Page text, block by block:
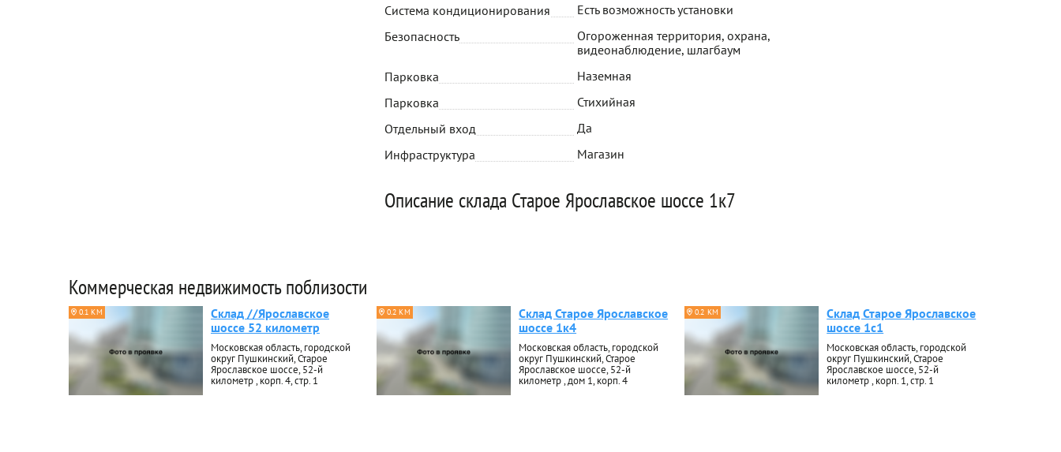
Система кондиционирования
Есть возможность установки
Безопасность
Огороженная территория, охрана,
видеонаблюдение, шлагбаум
Парковка
Наземная
Парковка
Стихийная
Отдельный вход
Да
Инфраструктура
Магазин
Описание склада Старое Ярославское шоссе 1к7
Коммерческая недвижимость поблизости
0.1 КМ
Склад //Ярославское
шоссе 52 километр
Московская область, городской
округ Пушкинский, Старое
Ярославское шоссе, 52-й
километр , корп. 4, стр. 1
0.2 КМ
Склад Старое Ярославское
шоссе 1к4
Московская область, городской
округ Пушкинский, Старое
Ярославское шоссе, 52-й
километр , дом 1, корп. 4
0.2 КМ
Склад Старое Ярославское
шоссе 1с1
Московская область, городской
округ Пушкинский, Старое
Ярославское шоссе, 52-й
километр , корп. 1, стр. 1